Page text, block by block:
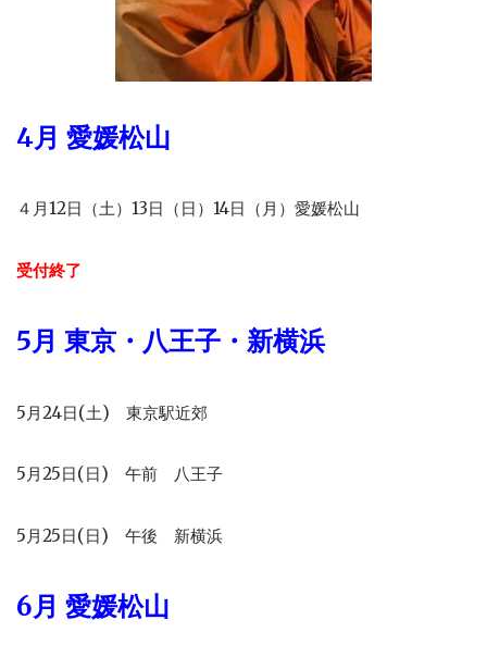
4月 愛媛松山
４月12日（土）13日（日）14日（月）愛媛松山
受付終了
5月 東京・八王子・新横浜
5月24日(土) 東京駅近郊
5月25日(日) 午前 八王子
5月25日(日) 午後 新横浜
6月 愛媛松山